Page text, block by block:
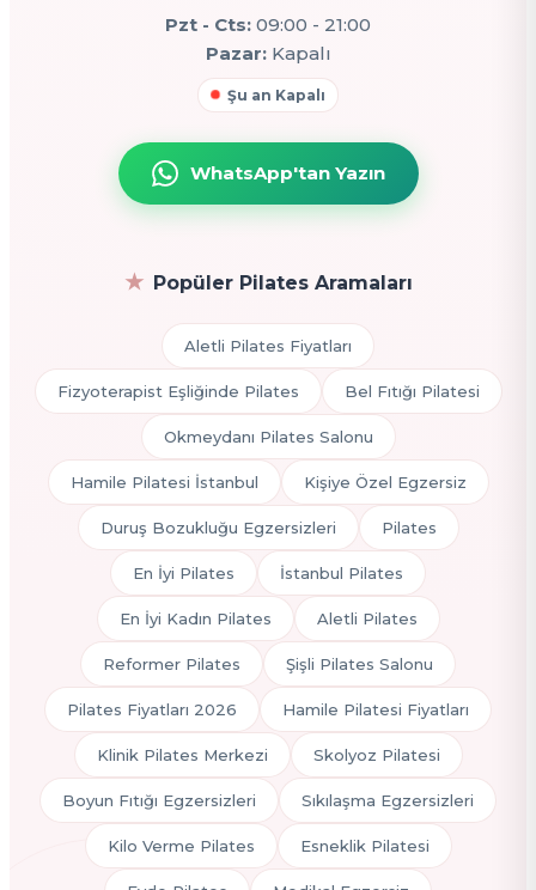
Pzt - Cts: 09:00 - 21:00
Pazar:Kapalı
Şu an Kapalı
WhatsApp'tan Yazın
Popüler Pilates Aramaları
Aletli Pilates Fiyatları
Fizyoterapist Eşliğinde Pilates Bel Fıtığı Pilatesi
Okmeydanı Pilates Salonu
Hamile Pilatesi İstanbul Kişiye Özel Egzersiz
Duruş Bozukluğu Egzersizleri Pilates
En İyi Pilates İstanbul Pilates
En İyi Kadın Pilates Aletli Pilates
Reformer Pilates Şişli Pilates Salonu
Pilates Fiyatları 2026 Hamile Pilatesi Fiyatları
Klinik Pilates Merkezi Skolyoz Pilatesi
Boyun Fıtığı Egzersizleri Sıkılaşma Egzersizleri
Kilo Verme Pilates Esneklik Pilatesi